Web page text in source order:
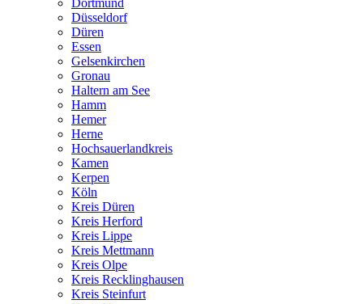
Dortmund
Düsseldorf
Düren
Essen
Gelsenkirchen
Gronau
Haltern am See
Hamm
Hemer
Herne
Hochsauerlandkreis
Kamen
Kerpen
Köln
Kreis Düren
Kreis Herford
Kreis Lippe
Kreis Mettmann
Kreis Olpe
Kreis Recklinghausen
Kreis Steinfurt